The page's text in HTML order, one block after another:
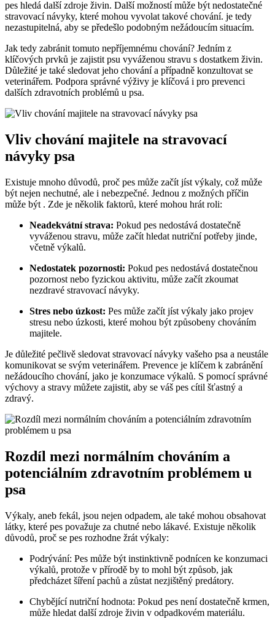
pes hledá další zdroje živin. Další možností může být nedostatečné
stravovací návyky, které mohou vyvolat takové chování. je tedy
nezastupitelná, aby se předešlo podobným nežádoucím situacím.
Jak tedy zabránit tomuto nepříjemnému chování? Jedním z
klíčových prvků je zajistit psu vyváženou stravu s dostatkem živin.
Důležité je také sledovat jeho chování a případně konzultovat se
veterinářem. Podpora správné výživy je klíčová i pro prevenci
dalších zdravotních problémů u psa.
Vliv chování majitele na stravovací
návyky psa
Existuje mnoho důvodů, proč pes může začít jíst výkaly, což může
být nejen nechutné, ale i nebezpečné. Jednou z možných příčin
může být . Zde je několik faktorů, které mohou hrát roli:
Neadekvátní strava: Pokud pes nedostává dostatečně
vyváženou stravu, může začít hledat nutriční potřeby jinde,
včetně výkalů.
Nedostatek pozornosti: Pokud pes nedostává dostatečnou
pozornost nebo fyzickou aktivitu, může začít zkoumat
nezdravé stravovací návyky.
Stres nebo úzkost: Pes může začít jíst výkaly jako projev
stresu nebo úzkosti, které mohou být způsobeny chováním
majitele.
Je důležité pečlivě sledovat stravovací návyky vašeho psa a neustále
komunikovat se svým veterinářem. Prevence je klíčem k zabránění
nežádoucího chování, jako je konzumace výkalů. S pomocí správné
výchovy a stravy můžete zajistit, aby se váš pes cítil šťastný a
zdravý.
Rozdíl mezi normálním chováním a
potenciálním zdravotním problémem u
psa
Výkaly, aneb fekál, jsou nejen odpadem, ale také mohou obsahovat
látky, které pes považuje za chutné nebo lákavé. Existuje několik
důvodů, proč se pes rozhodne žrát výkaly:
Podrývání: Pes může být instinktivně podnícen ke konzumaci
výkalů, protože v přírodě by to mohl být způsob, jak
předcházet šíření pachů a zůstat nezjištěný predátory.
Chybějící nutriční hodnota: Pokud pes není dostatečně krmen,
může hledat další zdroje živin v odpadkovém materiálu.